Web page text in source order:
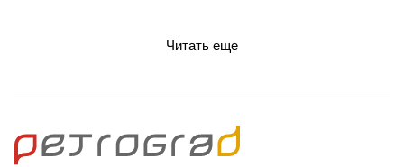
Читать еще